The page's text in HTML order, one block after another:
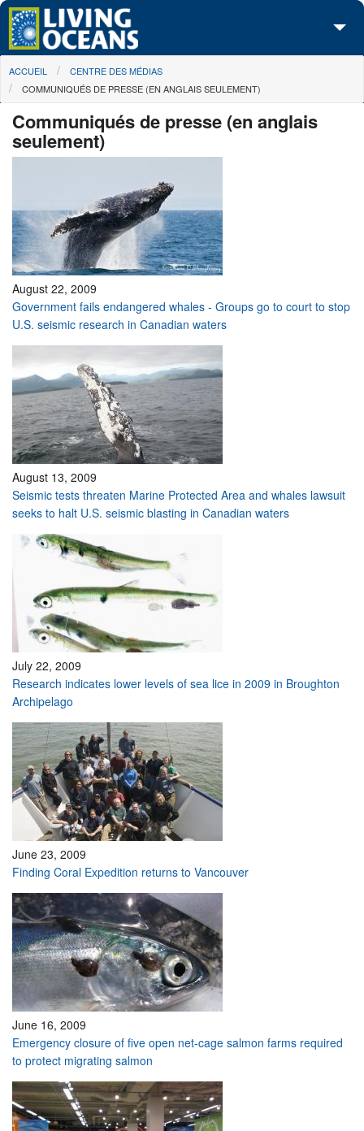
Skip to main content
À propos de nous
Centre des Médias
Passez à l'action
You are here
ACCUEIL
CENTRE DES MÉDIAS
COMMUNIQUÉS DE PRESSE (EN ANGLAIS SEULEMENT)
Communiqués de presse (en anglais
seulement)
August 22, 2009
Government fails endangered whales - Groups go to court to stop
U.S. seismic research in Canadian waters
August 13, 2009
Seismic tests threaten Marine Protected Area and whales lawsuit
seeks to halt U.S. seismic blasting in Canadian waters
July 22, 2009
Research indicates lower levels of sea lice in 2009 in Broughton
Archipelago
June 23, 2009
Finding Coral Expedition returns to Vancouver
June 16, 2009
Emergency closure of five open net-cage salmon farms required
to protect migrating salmon